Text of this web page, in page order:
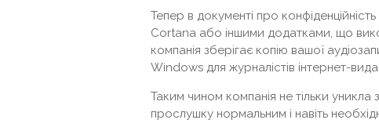
Тепер в документі про
Cortana або іншими додатками, що
компанія зберігає копію вашої
Windows для журналістів інтернет-
Таким чином компанія не тільки
прослушку нормальним і навіть